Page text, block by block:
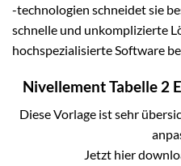
-technologien schneidet sie
schnelle und unkomplizierte
hochspezialisierte Software
Nivellement Tabelle 2
Diese Vorlage ist sehr
Jetzt hier